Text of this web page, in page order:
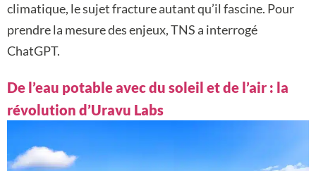
climatique, le sujet fracture autant qu’il fascine. Pour
prendre la mesure des enjeux, TNS a interrogé
ChatGPT.
De l’eau potable avec du soleil et de l’air : la
révolution d’Uravu Labs